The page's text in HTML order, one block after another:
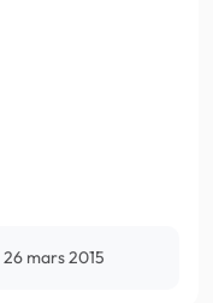
26 mars 2015